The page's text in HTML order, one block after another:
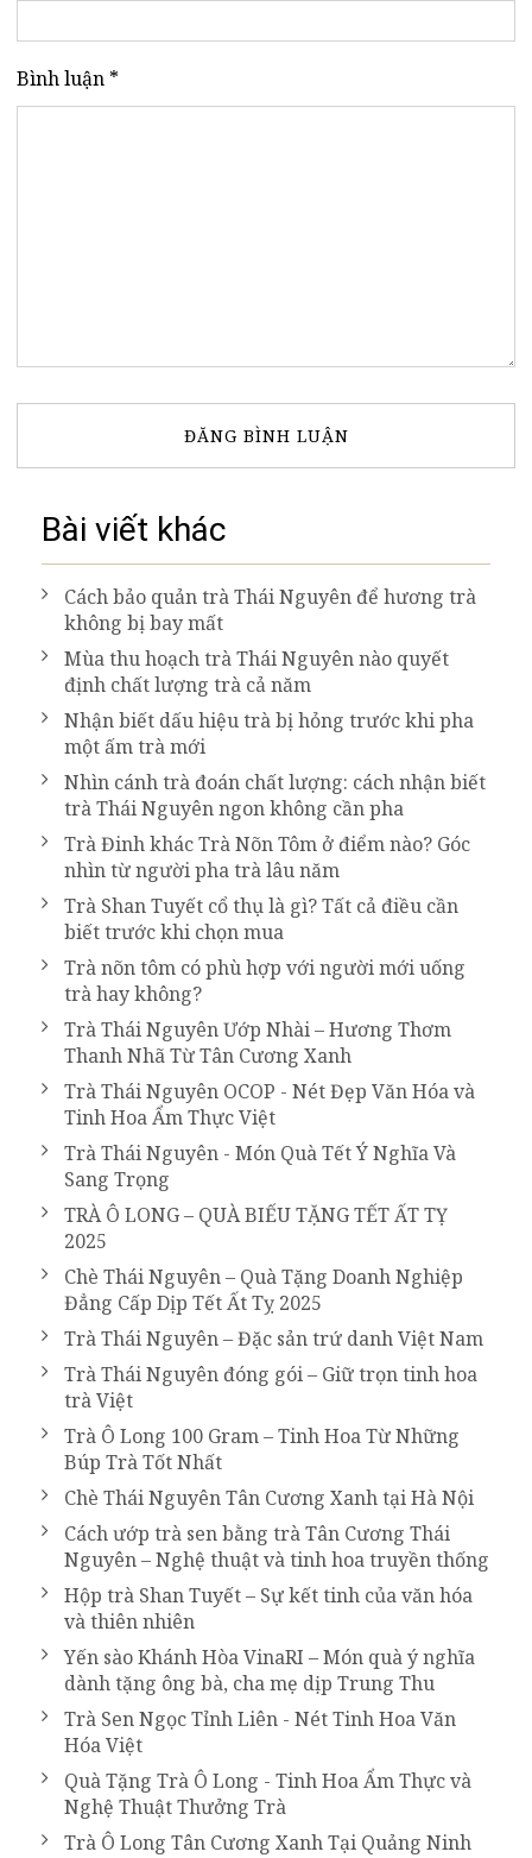
Bình luận *
Bài viết khác
Cách bảo quản trà Thái Nguyên để hương trà
không bị bay mất
Mùa thu hoạch trà Thái Nguyên nào quyết
định chất lượng trà cả năm
Nhận biết dấu hiệu trà bị hỏng trước khi pha
một ấm trà mới
Nhìn cánh trà đoán chất lượng: cách nhận biết
trà Thái Nguyên ngon không cần pha
Trà Đinh khác Trà Nõn Tôm ở điểm nào? Góc
nhìn từ người pha trà lâu năm
Trà Shan Tuyết cổ thụ là gì? Tất cả điều cần
biết trước khi chọn mua
Trà nõn tôm có phù hợp với người mới uống
trà hay không?
Trà Thái Nguyên Ướp Nhài – Hương Thơm
Thanh Nhã Từ Tân Cương Xanh
Trà Thái Nguyên OCOP - Nét Đẹp Văn Hóa và
Tinh Hoa Ẩm Thực Việt
Trà Thái Nguyên - Món Quà Tết Ý Nghĩa Và
Sang Trọng
TRÀ Ô LONG – QUÀ BIẾU TẶNG TẾT ẤT TỴ
2025
Chè Thái Nguyên – Quà Tặng Doanh Nghiệp
Đẳng Cấp Dịp Tết Ất Tỵ 2025
Trà Thái Nguyên – Đặc sản trứ danh Việt Nam
Trà Thái Nguyên đóng gói – Giữ trọn tinh hoa
trà Việt
Trà Ô Long 100 Gram – Tinh Hoa Từ Những
Búp Trà Tốt Nhất
Chè Thái Nguyên Tân Cương Xanh tại Hà Nội
Cách ướp trà sen bằng trà Tân Cương Thái
Nguyên – Nghệ thuật và tinh hoa truyền thống
Hộp trà Shan Tuyết – Sự kết tinh của văn hóa
và thiên nhiên
Yến sào Khánh Hòa VinaRI – Món quà ý nghĩa
dành tặng ông bà, cha mẹ dịp Trung Thu
Trà Sen Ngọc Tỉnh Liên - Nét Tinh Hoa Văn
Hóa Việt
Quà Tặng Trà Ô Long - Tinh Hoa Ẩm Thực và
Nghệ Thuật Thưởng Trà
Trà Ô Long Tân Cương Xanh Tại Quảng Ninh